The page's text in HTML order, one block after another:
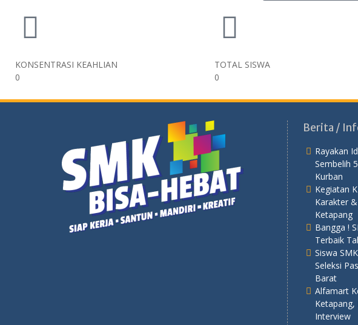
KONSENTRASI KEAHLIAN
0
TOTAL SISWA
0
Berita /
Rayakan
Sembelih
Kurban
Kegiatan
Karakter
Ketapang
Bangga !
Terbaik
Siswa
Seleksi
Barat
Alfamart
Ketapang,
Interview